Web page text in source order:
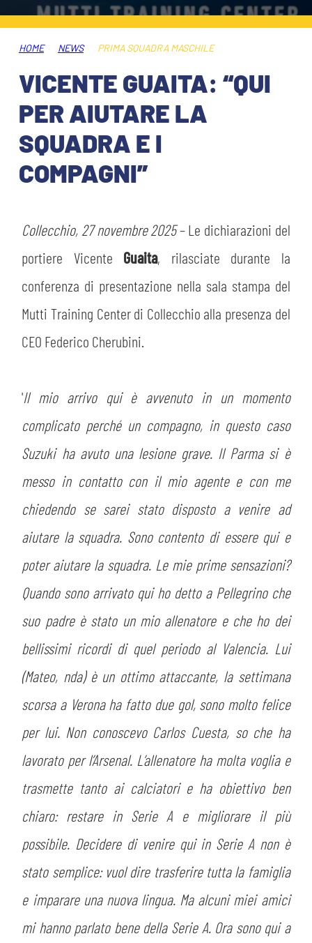
ABBONAMENTI
INFO BIGLIETTI
MUSEUM CLUB EXPERIENCE
TARDINI CARD
INFORMAZIONI ACCREDITI
TICKET GIFT CARD
SHOP
HOSPITALITY
HOSPITALITY
MUSEUM CLUB EXPERIENCE
ESPORTS
IL CLUB
STORIA
MUTTI TRAINING CENTER
LAVORA CON NOI
STADIO TARDINI
PLAY GREEN
ACADEMY
LEGENDS
PARTNER
HOME NEWS PRIMA SQUADRA MASCHILE
VICENTE GUAITA: “QUI
PER AIUTARE LA
SQUADRA E I
COMPAGNI”
Collecchio, 27 novembre 2025– Le dichiarazioni del
portiere Vicente Guaita, rilasciate durante la
conferenza di presentazione nella sala stampa del
Mutti Training Center di Collecchio alla presenza del
CEO Federico Cherubini.
'Il mio arrivo qui è avvenuto in un momento
complicato perché un compagno, in questo caso
Suzuki ha avuto una lesione grave. Il Parma si è
messo in contatto con il mio agente e con me
chiedendo se sarei stato disposto a venire ad
aiutare la squadra. Sono contento di essere qui e
poter aiutare la squadra. Le mie prime sensazioni?
Quando sono arrivato qui ho detto a Pellegrino che
suo padre è stato un mio allenatore e che ho dei
bellissimi ricordi di quel periodo al Valencia. Lui
(Mateo, nda) è un ottimo attaccante, la settimana
scorsa a Verona ha fatto due gol, sono molto felice
per lui. Non conoscevo Carlos Cuesta, so che ha
lavorato per l’Arsenal. L’allenatore ha molta voglia e
trasmette tanto ai calciatori e ha obiettivo ben
chiaro: restare in Serie A e migliorare il più
possibile. Decidere di venire qui in Serie A non è
stato semplice: vuol dire trasferire tutta la famiglia
e imparare una nuova lingua. Ma alcuni miei amici
mi hanno parlato bene della Serie A. Ora sono qui a